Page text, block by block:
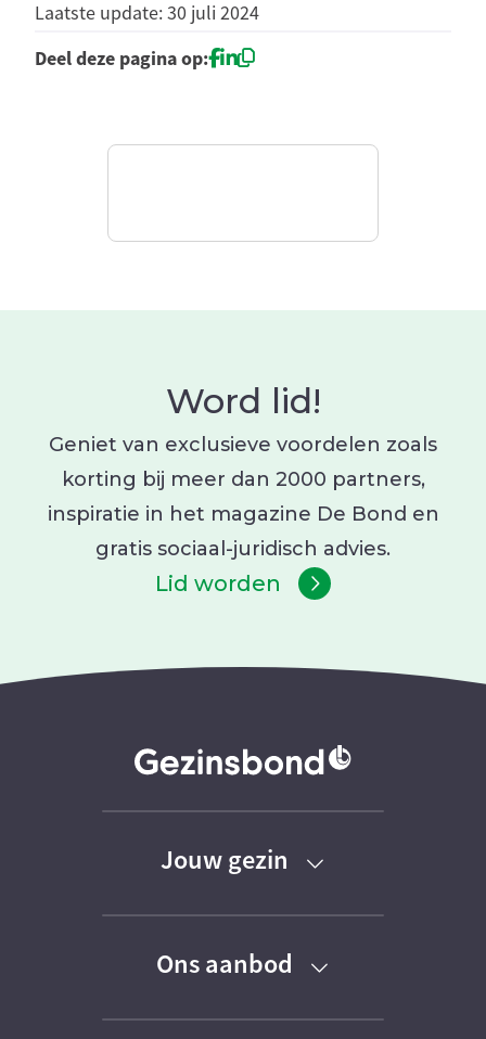
Laatste update: 30 juli 2024
Deel deze pagina op:
Word lid!
Geniet van exclusieve voordelen zoals
korting bij meer dan 2000 partners,
inspiratie in het magazine De Bond en
gratis sociaal-juridisch advies.
Lid worden
Jouw gezin
Baby
Peuter
Ons aanbod
Kortingen